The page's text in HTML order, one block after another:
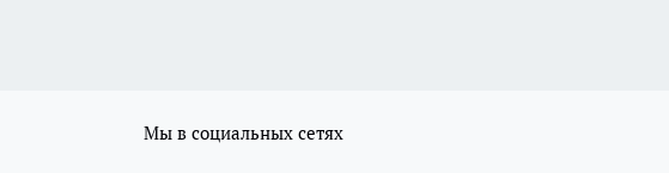
Мы в социальных сетях